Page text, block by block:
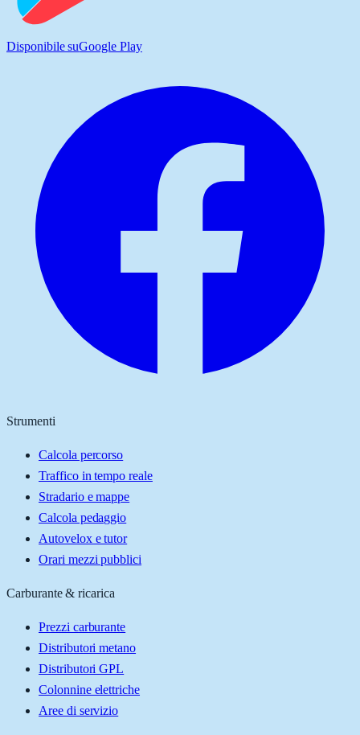
Disponibile suGoogle Play
Strumenti
Calcola percorso
Traffico in tempo reale
Stradario e mappe
Calcola pedaggio
Autovelox e tutor
Orari mezzi pubblici
Carburante & ricarica
Prezzi carburante
Distributori metano
Distributori GPL
Colonnine elettriche
Aree di servizio